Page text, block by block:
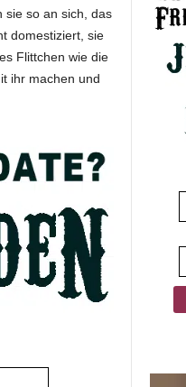
sie so an sich, das
domestiziert, sie
Flittchen wie die
ihr machen und